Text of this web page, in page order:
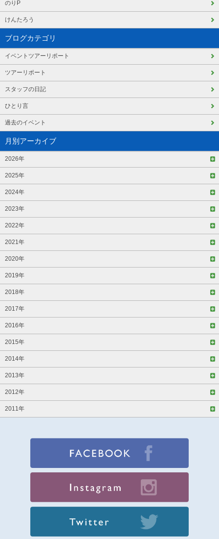
のりP
けんたろう
ブログカテゴリ
イベントツアーリポート
ツアーリポート
スタッフの日記
ひとり言
過去のイベント
月別アーカイブ
2026年
2025年
2024年
2023年
2022年
2021年
2020年
2019年
2018年
2017年
2016年
2015年
2014年
2013年
2012年
2011年